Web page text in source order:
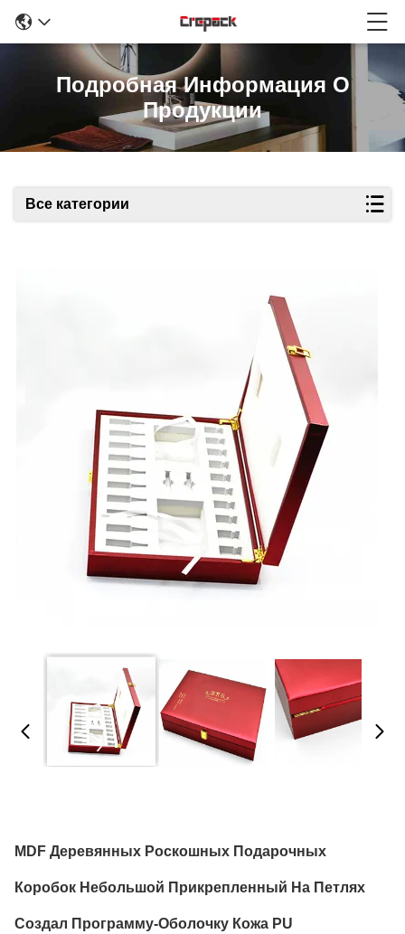
Подробная Информация О
Продукции
Все категории
MDF Деревянных Роскошных Подарочных
Коробок Небольшой Прикрепленный На Петлях
Создал Программу-Оболочку Кожа PU